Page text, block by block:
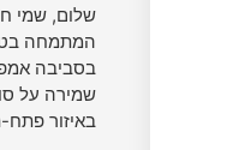
שלום, שמי
המתמחה
בסביבה
שמירה על
באיזור